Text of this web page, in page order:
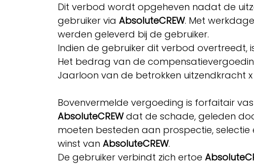
Dit verbod wordt opgeheven nadat de
gebruiker via AbsoluteCREW. Met
werden geleverd bij de gebruiker.
Indien de gebruiker dit verbod
Het bedrag van de
Jaarloon van de betrokken uitzendkracht
Bovenvermelde vergoeding is forfaitair
AbsoluteCREWdat de schade, geleden
moeten besteden aan prospectie,
winst van AbsoluteCREW.
De gebruiker verbindt zich ertoe